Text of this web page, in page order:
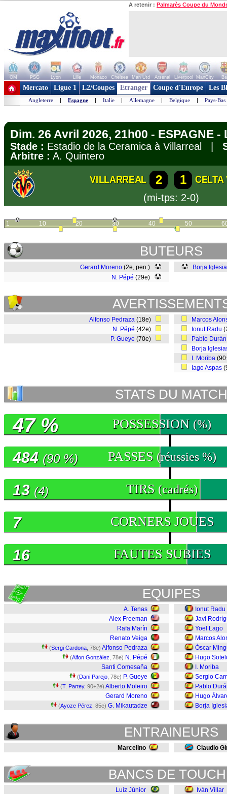
A retenir : Palmarès Coupe du
OM PSG Lyon Lille Monaco Chelsea Man Utd Arsenal Liverpool ManCity
+ de clubs
Mercato Ligue 1 L2/Coupes Etranger Coupe d'Europe Les
Angleterre | Espagne | Italie | Allemagne | Belgique | Pays-Bas
Dim. 26 Avril 2026, 21h00 - ESPAGNE -
Stade : Estadio de la Ceramica à Villarreal |
Arbitre : A. Quintero
VILLARREAL 2 1
CELTA
(mi-tps: 2-0)
1 10 20 30 40 50
BUTEURS
Gerard Moreno (2e, pen.)
N. Pépé (29e)
Borja
Alfonso Pedraza (18e)
N. Pépé (42e)
P. Gueye (70e)
Marcos
Ionut Radu
Pablo Durán
Borja
I. Moriba
Iago Aspas
STATS DU MATCH
POSSESSION (%)
47 %
PASSES (réussies %)
484 (90 %)
TIRS (cadrés)
13 (4)
CORNERS JOUES
7
FAUTES SUBIES
16
EQUIPES
A. Tenas
Alex Freeman
Rafa Marín
Renato Veiga
(Sergi Cardona , 78e) Alfonso Pedraza
(Alfon González , 78e) N. Pépé
Santi Comesaña
(Dani Parejo , 78e) P. Gueye
(T. Partey, 90+2e) Alberto Moleiro
Gerard Moreno
(Ayoze Pérez , 85e) G. Mikautadze
Ionut Radu
Javi
Yoel Lago
Marcos
Óscar
Hugo
I. Moriba
Sergio
Pablo
Hugo
Borja
ENTRAINEURS
Marcelino Claudio
BANCS DE
Luíz Júnior
Iván Villar